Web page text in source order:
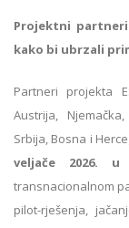
Projektni partneri
kako bi ubrzali
Partneri projekta
Austrija,
Srbija, Bosna i
veljače 2026.
transnacionalnom
pilot-rješenja,